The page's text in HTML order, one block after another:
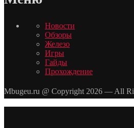
Новости
Обзоры
Железо
Игры
Гайды
Прохождение
Mbugeu.ru @ Copyright 2026 — All